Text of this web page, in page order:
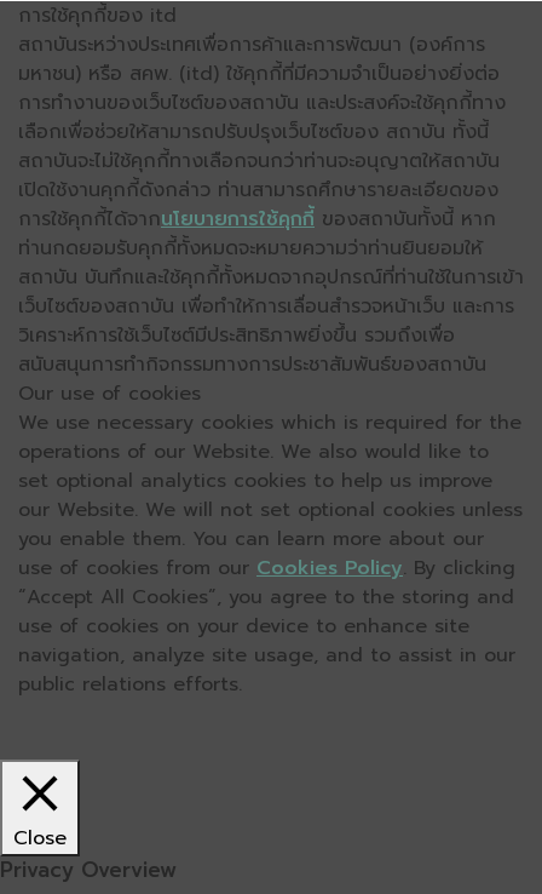
การใช้คุกกี้ของ itd
สถาบันระหว่างประเทศเพื่อการค้าและการพัฒนา (องค์การ
มหาชน) หรือ สคพ. (itd) ใช้คุกกี้ที่มีความจำเป็นอย่างยิ่งต่อ
การทำงานของเว็บไซต์ของสถาบัน และประสงค์จะใช้คุกกี้ทาง
เลือกเพื่อช่วยให้สามารถปรับปรุงเว็บไซต์ของ สถาบัน ทั้งนี้
สถาบันจะไม่ใช้คุกกี้ทางเลือกจนกว่าท่านจะอนุญาตให้สถาบัน
เปิดใช้งานคุกกี้ดังกล่าว ท่านสามารถศึกษารายละเอียดของ
การใช้คุกกี้ได้จากนโยบายการใช้คุกกี้ ของสถาบันทั้งนี้ หาก
ท่านกดยอมรับคุกกี้ทั้งหมดจะหมายความว่าท่านยินยอมให้
สถาบัน บันทึกและใช้คุกกี้ทั้งหมดจากอุปกรณ์ที่ท่านใช้ในการเข้า
เว็บไซต์ของสถาบัน เพื่อทำให้การเลื่อนสำรวจหน้าเว็บ และการ
วิเคราะห์การใช้เว็บไซต์มีประสิทธิภาพยิ่งขึ้น รวมถึงเพื่อ
สนับสนุนการทำกิจกรรมทางการประชาสัมพันธ์ของสถาบัน
Our use of cookies
We use necessary cookies which is required for the
operations of our Website. We also would like to
set optional analytics cookies to help us improve
our Website. We will not set optional cookies unless
you enable them. You can learn more about our
use of cookies from our Cookies Policy. By clicking
“Accept All Cookies”, you agree to the storing and
use of cookies on your device to enhance site
navigation, analyze site usage, and to assist in our
public relations efforts.
Close
Privacy Overview